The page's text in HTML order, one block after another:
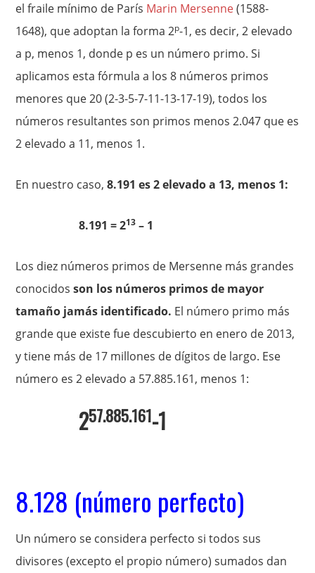
el fraile mínimo de París Marin Mersenne(1588-
1648), que adoptan la forma 2p-1, es decir, 2 elevado
a p, menos 1, donde p es un número primo. Si
aplicamos esta fórmula a los 8 números primos
menores que 20 (2-3-5-7-11-13-17-19), todos los
números resultantes son primos menos 2.047 que es
2 elevado a 11, menos 1.
En nuestro caso,8.191 es 2 elevado a 13, menos 1:
8.191 = 213 – 1
Los diez números primos de Mersenne más grandes
conocidosson los números primos de mayor
tamaño jamás identificado. El número primo más
grande que existe fue descubierto en enero de 2013,
y tiene más de 17 millones de dígitos de largo. Ese
número es 2 elevado a 57.885.161, menos 1:
257.885.161-1
8.128 (número perfecto)
Un número se considera perfecto si todos sus
divisores (excepto el propio número) sumados dan